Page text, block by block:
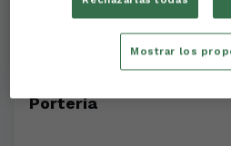
MINUTOS XOGADOS
Portería
Mostrar los